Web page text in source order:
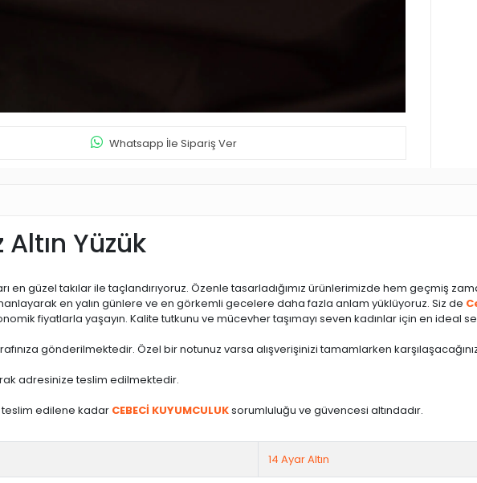
Whatsapp İle Sipariş Ver
Yüzük
en güzel takılar ile taçlandırıyoruz. Özenle tasarladığımız ürünlerimizde hem geçmiş
en yalın günlere ve en görkemli gecelere daha fazla anlam yüklüyoruz. Siz de
fiyatlarla yaşayın. Kalite tutkunu ve mücevher taşımayı seven kadınlar için en ideal
gönderilmektedir. Özel bir notunuz varsa alışverişinizi tamamlarken
adresinize teslim edilmektedir.
teslim edilene kadar CEBECİ KUYUMCULUKsorumluluğu ve güvencesi altındadır.
14 Ayar Altın